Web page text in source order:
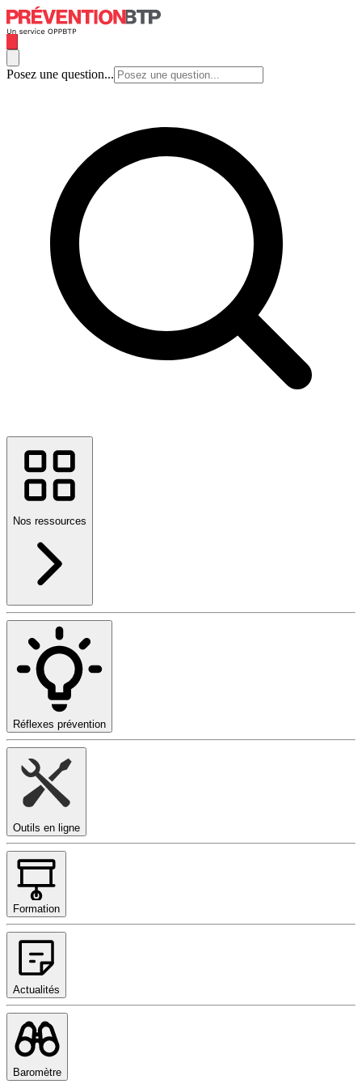
Posez une question...
Nos ressources
Réflexes prévention
Outils en ligne
Formation
Actualités
Baromètre